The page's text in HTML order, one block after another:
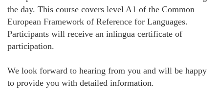
the day. This course covers level A1 of the Common
European Framework of Reference for Languages.
Participants will receive an inlingua certificate of
participation.
We look forward to hearing from you and will be happy
to provide you with detailed information.